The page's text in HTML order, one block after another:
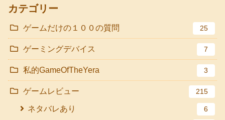
カテゴリー
ゲームだけの１００の質問 25
ゲーミングデバイス 7
私的GameOfTheYera 3
ゲームレビュー 215
ネタバレあり 6